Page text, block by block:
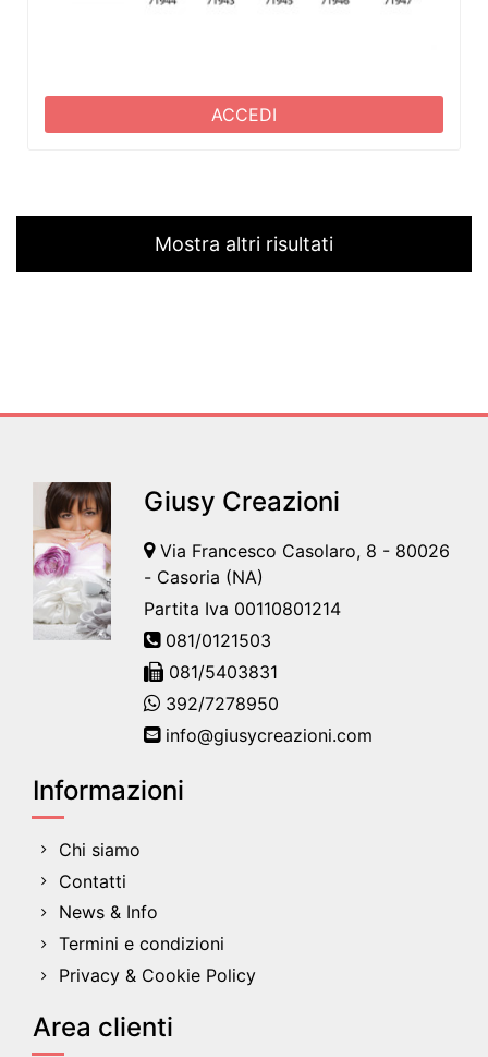
ACCEDI
Mostra altri risultati
Giusy Creazioni
Via Francesco Casolaro, 8 - 80026
- Casoria (NA)
Partita Iva 00110801214
081/0121503
081/5403831
392/7278950
info@giusycreazioni.com
Informazioni
Chi siamo
Contatti
News & Info
Termini e condizioni
Privacy & Cookie Policy
Area clienti